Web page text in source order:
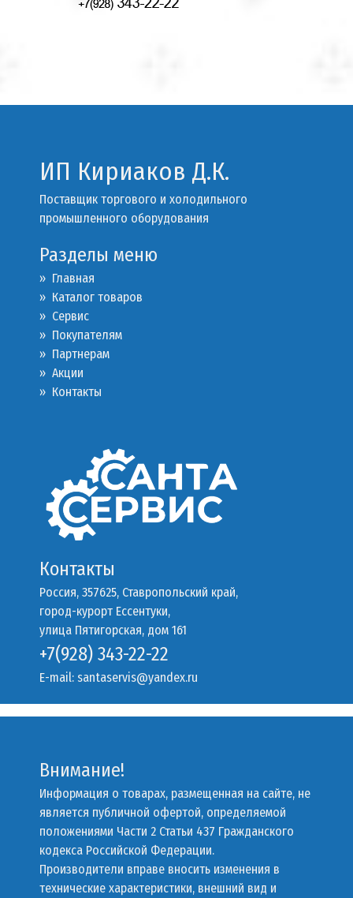
ИП Кириаков Д.К.
Поставщик торгового и холодильного
промышленного оборудования
Разделы меню
» Главная
» Каталог товаров
» Сервис
» Покупателям
» Партнерам
» Акции
» Контакты
Контакты
Россия, 357625, Ставропольский край,
город-курорт Ессентуки,
улица Пятигорская, дом 161
+7(928) 343-22-22
E-mail: santaservis@yandex.ru
Внимание!
Информация о товарах, размещенная на сайте, не
является публичной офертой, определяемой
положениями Части 2 Статьи 437 Гражданского
кодекса Российской Федерации.
Производители вправе вносить изменения в
технические характеристики, внешний вид и